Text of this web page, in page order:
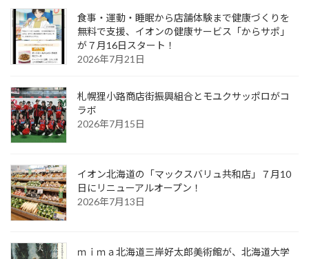
食事・運動・睡眠から店舗体験まで健康づくりを
無料で支援、イオンの健康サービス「からサポ」
が７月16日スタート！
2026年7月21日
札幌狸小路商店街振興組合とモユクサッポロがコ
ラボ
2026年7月15日
イオン北海道の「マックスバリュ共和店」７月10
日にリニューアルオープン！
2026年7月13日
ｍｉｍａ北海道三岸好太郎美術館が、北海道大学